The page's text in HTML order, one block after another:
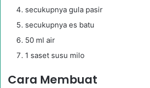
secukupnya gula pasir
secukupnya es batu
50 ml air
1 saset susu milo
Cara Membuat